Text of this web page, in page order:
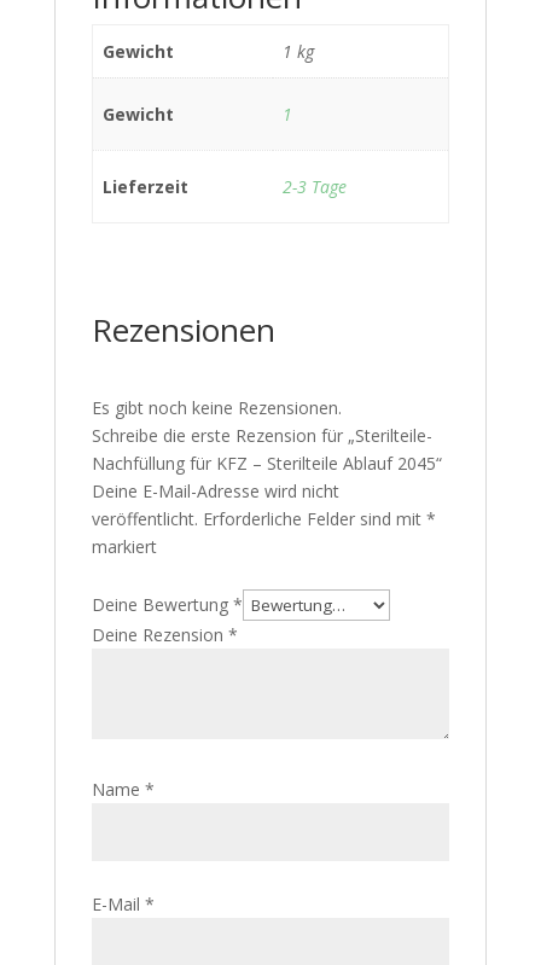
Gewicht 1 kg
Gewicht 1
Lieferzeit 2-3 Tage
Rezensionen
Es gibt noch keine Rezensionen.
Schreibe die erste Rezension für „Sterilteile-
Nachfüllung für KFZ – Sterilteile Ablauf 2045“
Deine E-Mail-Adresse wird nicht
veröffentlicht. Erforderliche Felder sind mit *
markiert
Deine Bewertung *
Deine Rezension *
Name *
E-Mail *